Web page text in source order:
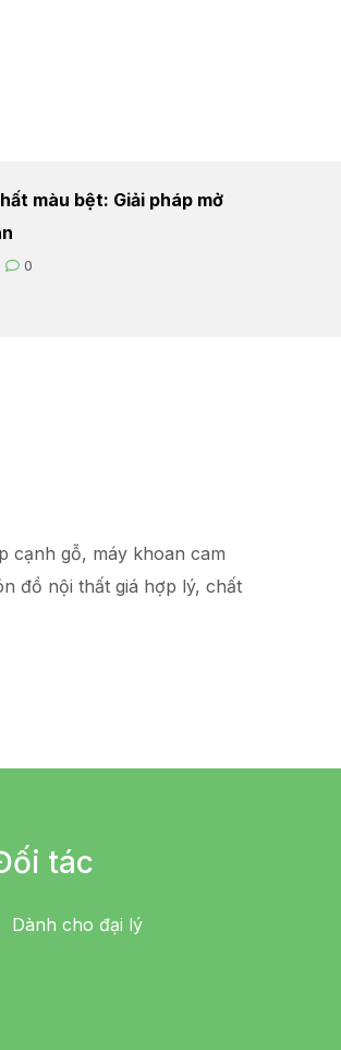
màu bệt: Giải pháp mở
0
cạnh gỗ, máy khoan cam
đồ nội thất giá hợp lý, chất
tác
Dành cho đại lý